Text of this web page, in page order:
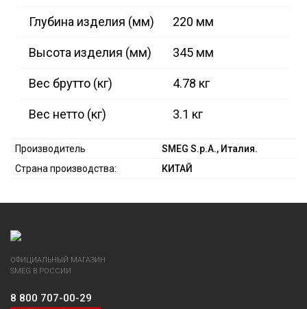
Глубина изделия (мм) 220 мм
Высота изделия (мм) 345 мм
Вес брутто (кг) 4.78 кг
Вес нетто (кг) 3.1 кг
Производитель
SMEG S.p.A., Италия.
Страна производства:
КИТАЙ
ОФИЦИАЛЬНЫЙ МАГАЗИН
SMEG В РОССИИ
8 800 707-00-29